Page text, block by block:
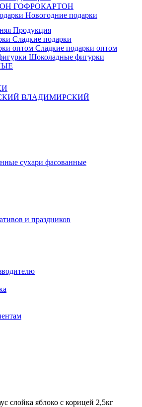
ГОФРОКАРТОН
Новогодние подарки
Продукция
Сладкие подарки
Сладкие подарки оптом
Шоколадные фигурки
ВЛАДИМИРСКИЙ
сухари фасованные
и праздников
слойка яблоко с корицей 2,5кг